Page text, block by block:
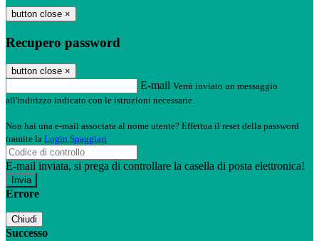
button close ×
Recupero password
button close ×
E-mail Verrà inviato un messaggio
all'indirizzo indicato con le istruzioni necessarie.
Non hai una e-mail associata al nome utente? Effettua il reset della password
tramite la Login Spaggiari
E-mail inviata, si prega di controllare la casella di posta elettronica!
Errore
Chiudi
Successo